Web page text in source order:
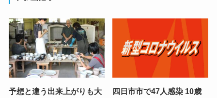
予想と違う出来上がりも大
四日市市で47人感染 10歳